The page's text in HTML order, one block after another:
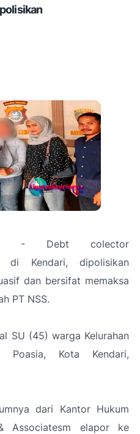
- Debt colector
di Kendari, dipolisikan
dan bersifat memaksa
PT NSS.
SU (45) warga Kelurahan
Poasia, Kota Kendari,
dari Kantor Hukum
Associatesm elapor ke